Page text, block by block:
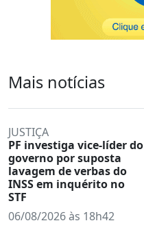
Mais notícias
JUSTIÇA
PF investiga vice-líder do
governo por suposta
lavagem de verbas do
INSS em inquérito no
STF
06/08/2026 às 18h42